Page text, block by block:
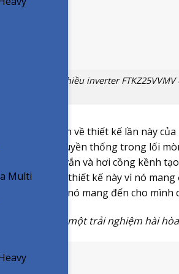
Multi
9000btu 1 chiều inverter
cá nhân mình về thiết kế lần này
bảo thủ & truyền thống trong lối
phần vuông vắn và hơi cồng kềnh
thích kiểu thiết kế này vì nó
vì nó mang đến cho
sẽ mang đến một trải nghiệm hài